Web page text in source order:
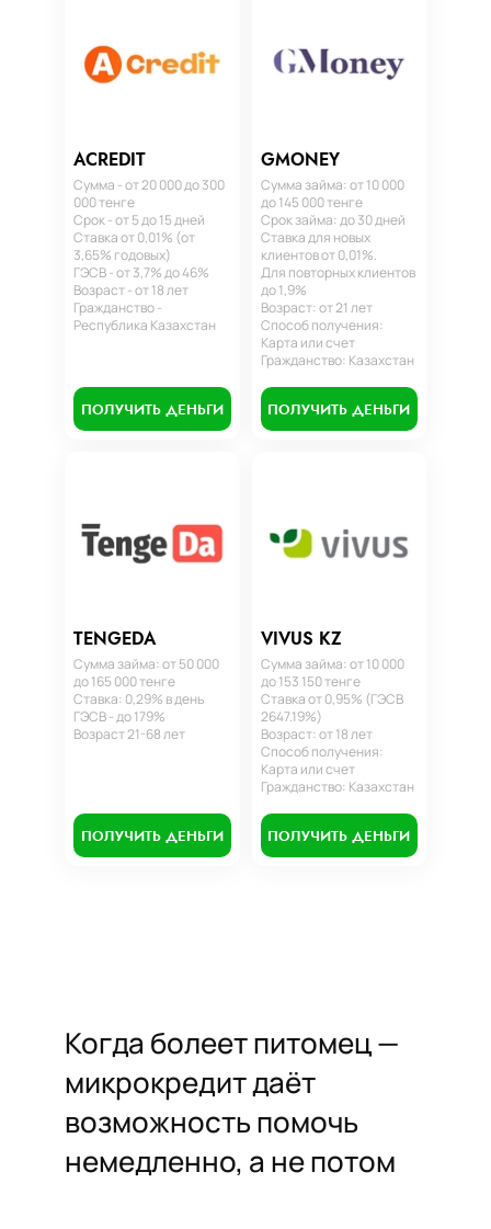
ACREDIT
Сумма - от 20 000 до 300
000 тенге
Срок - от 5 до 15 дней
Ставка от 0,01% (от
3,65% годовых)
ГЭСВ - от 3,7% до 46%
Возраст - от 18 лет
Гражданство -
Республика Казахстан
ПОЛУЧИТЬ ДЕНЬГИ
GMONEY
Сумма займа: от 10 000
до 145 000 тенге
Срок займа: до 30 дней
Ставка для новых
клиентов от 0,01%.
Для повторных клиентов
до 1,9%
Возраст: от 21 лет
Способ получения:
Карта или счет
Гражданство: Казахстан
ПОЛУЧИТЬ ДЕНЬГИ
TENGEDA
Сумма займа: от 50 000
до 165 000 тенге
Ставка: 0,29% в день
ГЭСВ - до 179%
Возраст 21-68 лет
ПОЛУЧИТЬ ДЕНЬГИ
VIVUS KZ
Сумма займа: от 10 000
до 153 150 тенге
Ставка от 0,95% (ГЭСВ
2647.19%)
Возраст: от 18 лет
Способ получения:
Карта или счет
Гражданство: Казахстан
ПОЛУЧИТЬ ДЕНЬГИ
Когда болеет питомец —
микрокредит даёт
возможность помочь
немедленно, а не потом